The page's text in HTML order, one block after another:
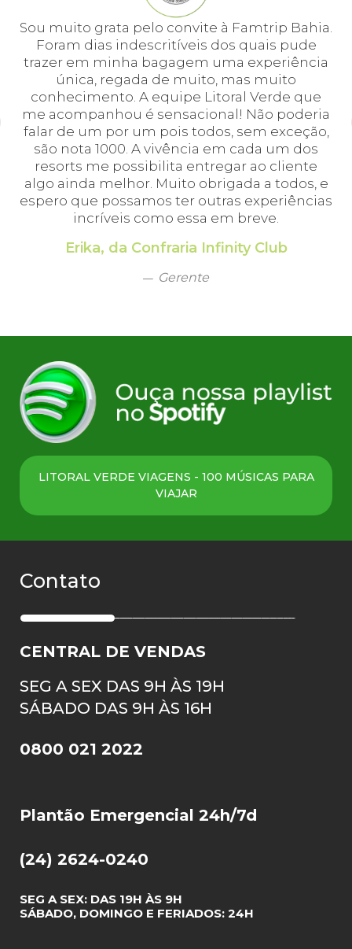
Sou muito grata pelo convite à Famtrip Bahia.
Foram dias indescritíveis dos quais pude
trazer em minha bagagem uma experiência
única, regada de muito, mas muito
conhecimento. A equipe Litoral Verde que
me acompanhou é sensacional! Não poderia
falar de um por um pois todos, sem exceção,
são nota 1000. A vivência em cada um dos
resorts me possibilita entregar ao cliente
algo ainda melhor. Muito obrigada a todos, e
espero que possamos ter outras experiências
incríveis como essa em breve.
Erika, da Confraria Infinity Club
Gerente
LITORAL VERDE VIAGENS - 100 MÚSICAS PARA
VIAJAR
Contato
CENTRAL DE VENDAS
SEG A SEX DAS 9H ÀS 19H
SÁBADO DAS 9H ÀS 16H
0800 021 2022
Plantão Emergencial 24h/7d
(24) 2624-0240
SEG A SEX: DAS 19H ÀS 9H
SÁBADO, DOMINGO E FERIADOS: 24H